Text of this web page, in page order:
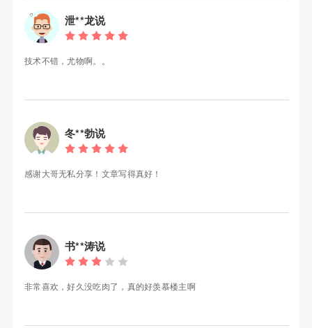
泄**龙说
技术不错，尤物啊。。
冬**勃说
感谢大哥无私分享！文章写得真好！
书**涛说
非常喜欢，好久没吃肉了，真的好羡慕楼主啊